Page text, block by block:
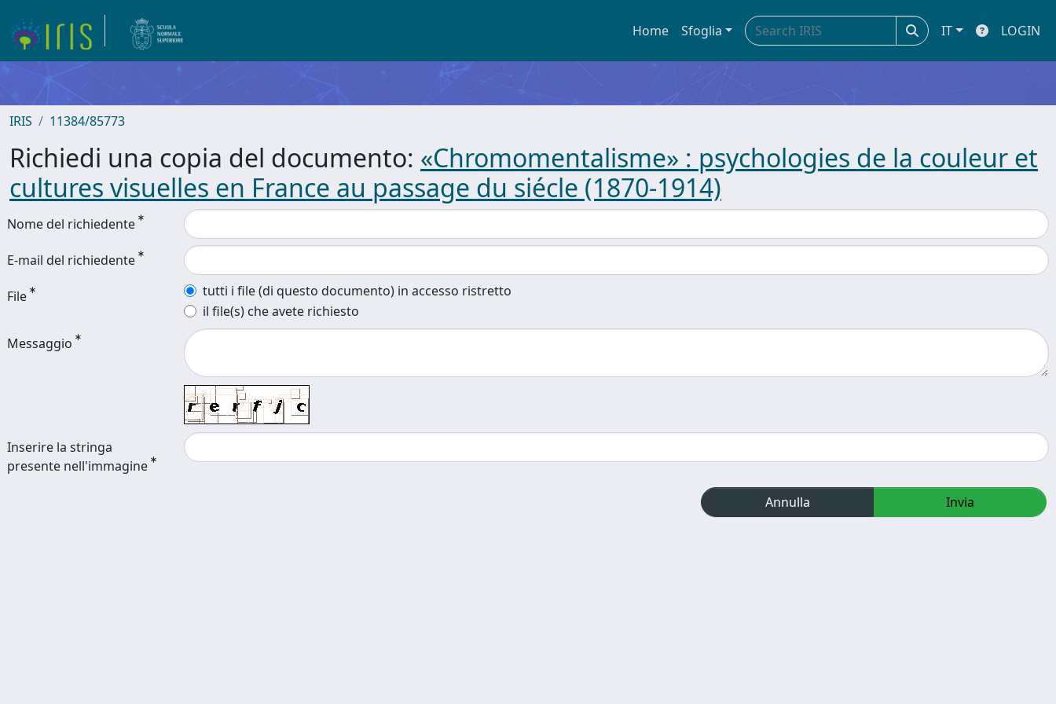
Home Sfoglia IT LOGIN
IRIS 11384/85773
Richiedi una copia del documento: «Chromomentalisme» : psychologies de la couleur et
cultures visuelles en France au passage du siécle (1870-1914)
Nome del richiedente
E-mail del richiedente
File
tutti i file (di questo documento) in accesso ristretto
il file(s) che avete richiesto
Messaggio
Inserire la stringa
presente nell'immagine
Annulla Invia